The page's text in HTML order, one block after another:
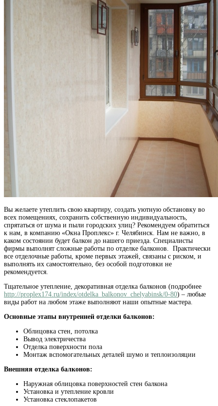
Вы желаете утеплить свою квартиру, создать уютную обстановку во
всех помещениях, сохранить собственную индивидуальность,
спрятаться от шума и пыли городских улиц? Рекомендуем обратиться
к нам, в компанию «Окна Проплекс» г. Челябинск. Нам не важно, в
каком состоянии будет балкон до нашего приезда. Специалисты
фирмы выполнят сложные работы по отделке балконов. Практически
все отделочные работы, кроме первых этажей, связаны с риском, и
выполнять их самостоятельно, без особой подготовки не
рекомендуется.
Тщательное утепление, декоративная отделка балконов (подробнее
http://proplex174.ru/index/otdelka_balkonov_chelyabinsk/0-80) – любые
виды работ на любом этаже выполняют наши опытные мастера.
Основные этапы внутренней отделки балконов:
Облицовка стен, потолка
Вывод электричества
Отделка поверхности пола
Монтаж вспомогательных деталей шумо и теплоизоляции
Внешняя отделка балконов:
Наружная облицовка поверхностей стен балкона
Установка и утепление кровли
Установка стеклопакетов